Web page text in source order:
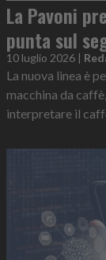
La Pavoni
punta sul
10 luglio 2026 |
La nuova linea è
macchina da
interpretare il